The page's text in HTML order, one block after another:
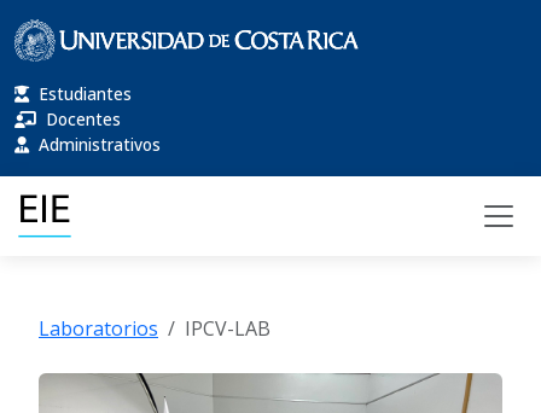
Estudiantes
Docentes
Administrativos
Laboratorios IPCV-LAB